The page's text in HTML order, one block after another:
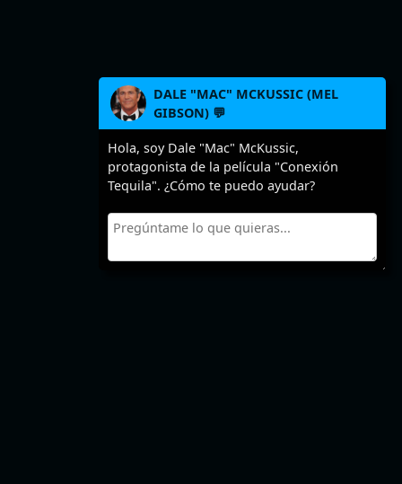
DALE "MAC" MCKUSSIC (MEL
GIBSON) 💬
Hola, soy Dale "Mac" McKussic,
protagonista de la película "Conexión
Tequila". ¿Cómo te puedo ayudar?